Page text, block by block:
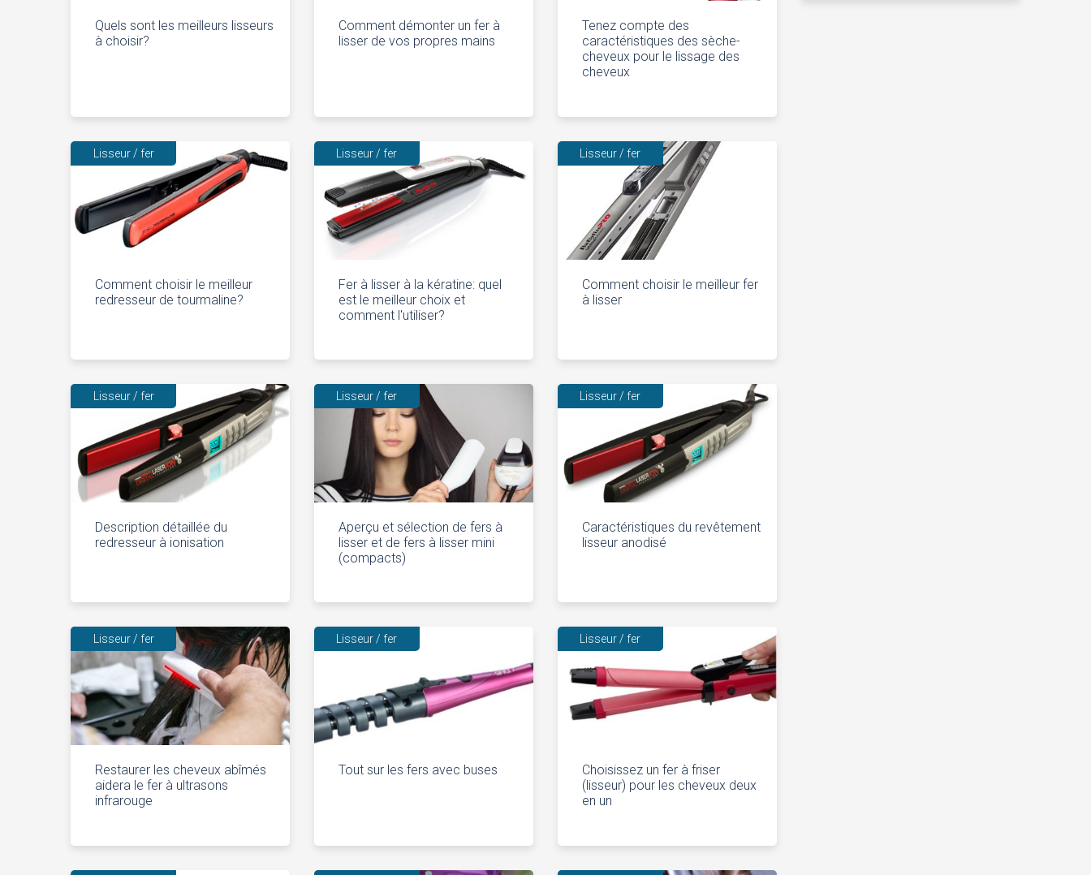
Quels sont les meilleurs lisseurs
à choisir?
Comment démonter un fer à
lisser de vos propres mains
Tenez compte des
caractéristiques des sèche-
cheveux pour le lissage des
cheveux
Lisseur / fer
Comment choisir le meilleur
redresseur de tourmaline?
Lisseur / fer
Fer à lisser à la kératine: quel
est le meilleur choix et
comment l'utiliser?
Lisseur / fer
Comment choisir le meilleur fer
à lisser
Lisseur / fer
Description détaillée du
redresseur à ionisation
Lisseur / fer
Aperçu et sélection de fers à
lisser et de fers à lisser mini
(compacts)
Lisseur / fer
Caractéristiques du revêtement
lisseur anodisé
Lisseur / fer
Restaurer les cheveux abîmés
aidera le fer à ultrasons
infrarouge
Lisseur / fer
Tout sur les fers avec buses
Lisseur / fer
Choisissez un fer à friser
(lisseur) pour les cheveux deux
en un